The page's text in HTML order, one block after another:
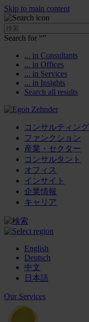
Skip to main content
Search for “”
... in Consultants
... in Offices
... in Services
... in Insights
Search all results
コンサルティン
ファンクション
産業・セクター
コンサルタント
オフィス
インサイト
企業情報
キャリア
English
Deutsch
中文
日本語
Our Services